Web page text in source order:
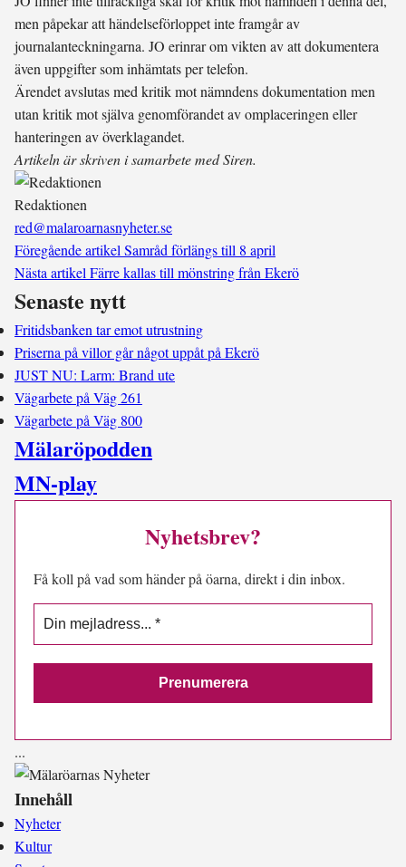
men påpekar att händelseförloppet inte framgår av
journalanteckningarna. JO erinrar om vikten av att dokumentera
även uppgifter som inhämtats per telefon.
Ärendet avslutas med kritik mot nämndens dokumentation men
utan kritik mot själva genomförandet av omplaceringen eller
hanteringen av överklagandet.
Artikeln är skriven i samarbete med Siren.
Redaktionen
red@malaroarnasnyheter.se
Föregående artikel Samråd förlängs till 8 april
Nästa artikel Färre kallas till mönstring från Ekerö
Senaste nytt
Fritidsbanken tar emot utrustning
Priserna på villor går något uppåt på Ekerö
JUST NU: Larm: Brand ute
Vägarbete på Väg 261
Vägarbete på Väg 800
Mälaröpodden
MN-play
Nyhetsbrev?
Få koll på vad som händer på öarna, direkt i din inbox.
...
Innehåll
Nyheter
Kultur